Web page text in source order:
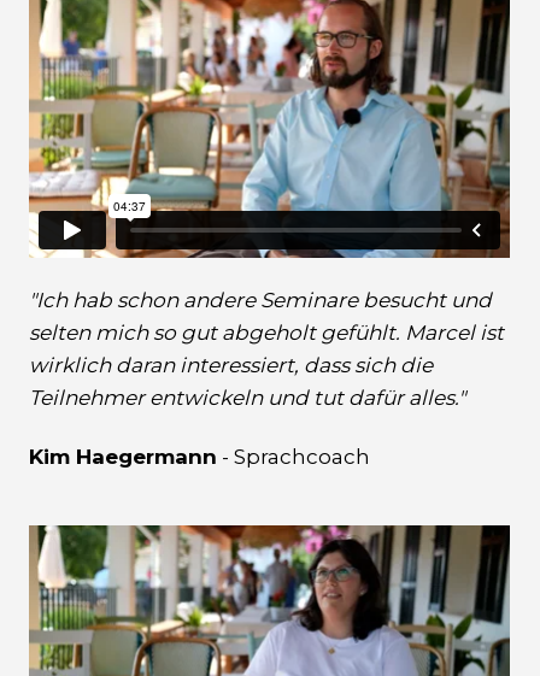
"Ich hab schon andere Seminare besucht und
selten mich so gut abgeholt gefühlt. Marcel ist
wirklich daran interessiert, dass sich die
Teilnehmer entwickeln und tut dafür alles."
Kim Haegermann - Sprachcoach